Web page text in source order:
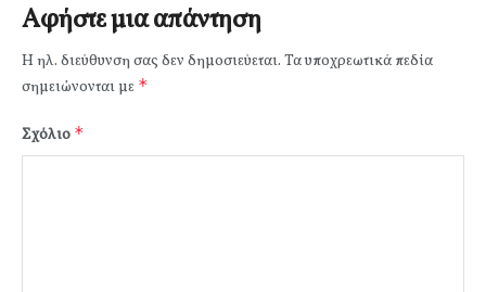
Αφήστε μια απάντηση
Η ηλ. διεύθυνση σας δεν δημοσιεύεται. Τα υποχρεωτικά πεδία
σημειώνονται με *
Σχόλιο *